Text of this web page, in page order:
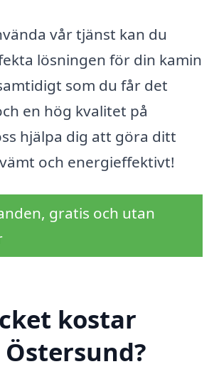
vår tjänst kan du
lösningen för din kamin
som du får det
en hög kvalitet på
hjälpa dig att göra ditt
och energieffektivt!
gratis och utan
kostar